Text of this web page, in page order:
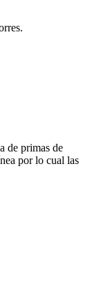
de primas de
por lo cual las